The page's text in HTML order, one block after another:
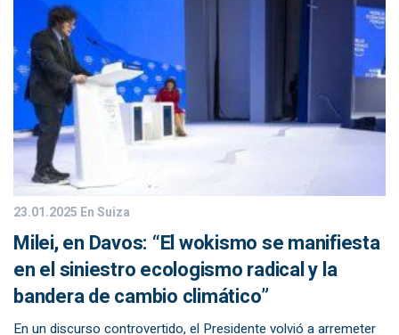
23.01.2025 En Suiza
Milei, en Davos: “El wokismo se manifiesta
en el siniestro ecologismo radical y la
bandera de cambio climático”
En un discurso controvertido, el Presidente volvió a arremeter